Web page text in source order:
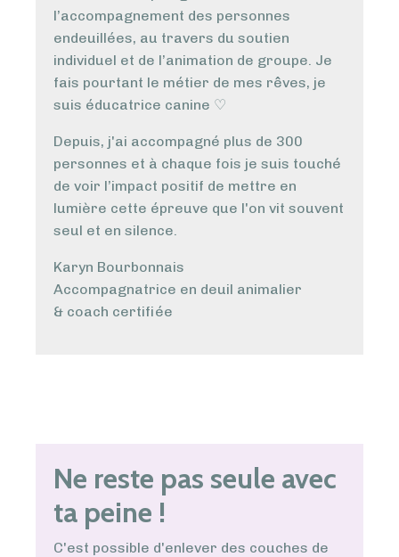
l’accompagnement des personnes
endeuillées, au travers du soutien
individuel et de l’animation de groupe. Je
fais pourtant le métier de mes rêves, je
suis éducatrice canine ♡
Depuis, j'ai accompagné plus de 300
personnes et à chaque fois je suis touché
de voir l’impact positif de mettre en
lumière cette épreuve que l'on vit souvent
seul et en silence.
Karyn Bourbonnais
Accompagnatrice en deuil animalier
& coach certifiée
Ne reste pas seule avec
ta peine !
C'est possible d'enlever des couches de